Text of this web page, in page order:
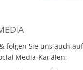
folgen Sie uns auch auf
Media-Kanälen: